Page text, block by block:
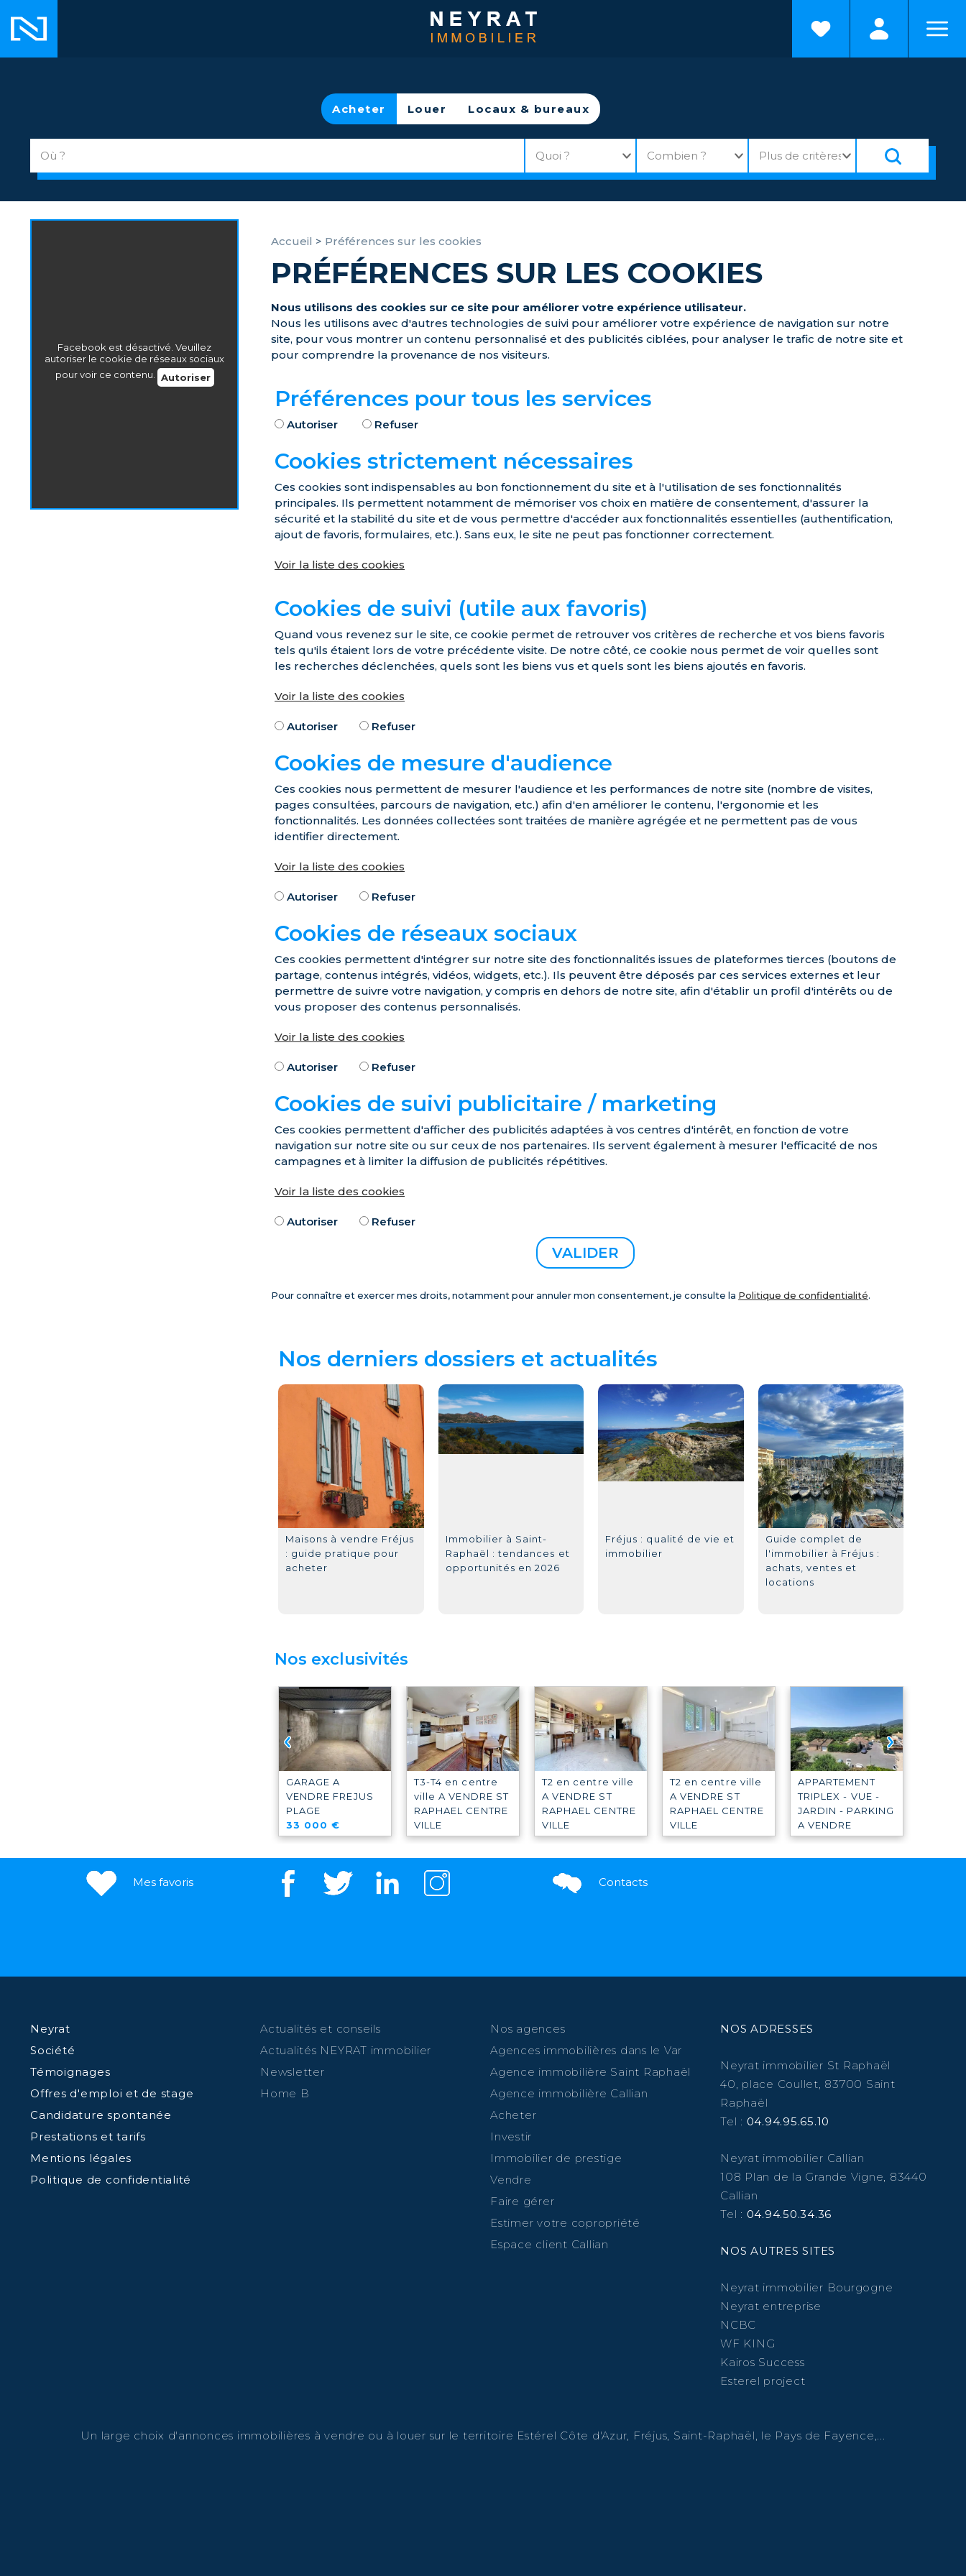
Acheter Louer Locaux & bureaux
Facebook est désactivé. Veuillez
autoriser le cookie de réseaux sociaux
pour voir ce contenu.
Autoriser
Accueil > Préférences sur les cookies
PRÉFÉRENCES SUR LES COOKIES
Nous utilisons des cookies sur ce site pour améliorer votre expérience utilisateur.
Nous les utilisons avec d'autres technologies de suivi pour améliorer votre expérience de navigation sur notre
site, pour vous montrer un contenu personnalisé et des publicités ciblées, pour analyser le trafic de notre site et
pour comprendre la provenance de nos visiteurs.
Préférences pour tous les services
Autoriser Refuser
Cookies strictement nécessaires
Ces cookies sont indispensables au bon fonctionnement du site et à l'utilisation de ses fonctionnalités
principales. Ils permettent notamment de mémoriser vos choix en matière de consentement, d'assurer la
sécurité et la stabilité du site et de vous permettre d'accéder aux fonctionnalités essentielles (authentification,
ajout de favoris, formulaires, etc.). Sans eux, le site ne peut pas fonctionner correctement.
Voir la liste des cookies
Cookies de suivi (utile aux favoris)
Quand vous revenez sur le site, ce cookie permet de retrouver vos critères de recherche et vos biens favoris
tels qu'ils étaient lors de votre précédente visite. De notre côté, ce cookie nous permet de voir quelles sont
les recherches déclenchées, quels sont les biens vus et quels sont les biens ajoutés en favoris.
Voir la liste des cookies
Autoriser Refuser
Cookies de mesure d'audience
Ces cookies nous permettent de mesurer l'audience et les performances de notre site (nombre de visites,
pages consultées, parcours de navigation, etc.) afin d'en améliorer le contenu, l'ergonomie et les
fonctionnalités. Les données collectées sont traitées de manière agrégée et ne permettent pas de vous
identifier directement.
Voir la liste des cookies
Autoriser Refuser
Cookies de réseaux sociaux
Ces cookies permettent d'intégrer sur notre site des fonctionnalités issues de plateformes tierces (boutons de
partage, contenus intégrés, vidéos, widgets, etc.). Ils peuvent être déposés par ces services externes et leur
permettre de suivre votre navigation, y compris en dehors de notre site, afin d'établir un profil d'intérêts ou de
vous proposer des contenus personnalisés.
Voir la liste des cookies
Autoriser Refuser
Cookies de suivi publicitaire / marketing
Ces cookies permettent d'afficher des publicités adaptées à vos centres d'intérêt, en fonction de votre
navigation sur notre site ou sur ceux de nos partenaires. Ils servent également à mesurer l'efficacité de nos
campagnes et à limiter la diffusion de publicités répétitives.
Voir la liste des cookies
Autoriser Refuser
Pour connaître et exercer mes droits, notamment pour annuler mon consentement, je consulte la Politique de confidentialité.
Nos derniers dossiers et actualités
Maisons à vendre Fréjus
: guide pratique pour
acheter
Immobilier à Saint-
Raphaël : tendances et
opportunités en 2026
Fréjus : qualité de vie et
immobilier
Guide complet de
l'immobilier à Fréjus :
achats, ventes et
locations
Nos exclusivités
GARAGE A
VENDRE FREJUS
PLAGE
33 000 €
T3-T4 en centre
ville A VENDRE ST
RAPHAEL CENTRE
VILLE
550 000 €
T2 en centre ville
A VENDRE ST
RAPHAEL CENTRE
VILLE
234 000 €
T2 en centre ville
A VENDRE ST
RAPHAEL CENTRE
VILLE
203 000 €
APPARTEMENT
TRIPLEX - VUE -
JARDIN - PARKING
A VENDRE
FAYENCE
Mes favoris Contacts
Neyrat
Société
Témoignages
Offres d'emploi et de stage
Candidature spontanée
Prestations et tarifs
Mentions légales
Politique de confidentialité
Actualités et conseils
Actualités NEYRAT immobilier
Newsletter
Home B
Nos agences
Agences immobilières dans le Var
Agence immobilière Saint Raphaël
Agence immobilière Callian
Acheter
Investir
Immobilier de prestige
Vendre
Faire gérer
Estimer votre copropriété
Espace client Callian
NOS ADRESSES
Neyrat immobilier St Raphaël
40, place Coullet, 83700 Saint
Raphaël
Tel : 04.94.95.65.10
Neyrat immobilier Callian
108 Plan de la Grande Vigne, 83440
Callian
Tel : 04.94.50.34.36
NOS AUTRES SITES
Neyrat immobilier Bourgogne
Neyrat entreprise
NCBC
WF KING
Kairos Success
Esterel project
Un large choix d'annonces immobilières à vendre ou à louer sur le territoire Estérel Côte d'Azur, Fréjus, Saint-Raphaël, le Pays de Fayence,...